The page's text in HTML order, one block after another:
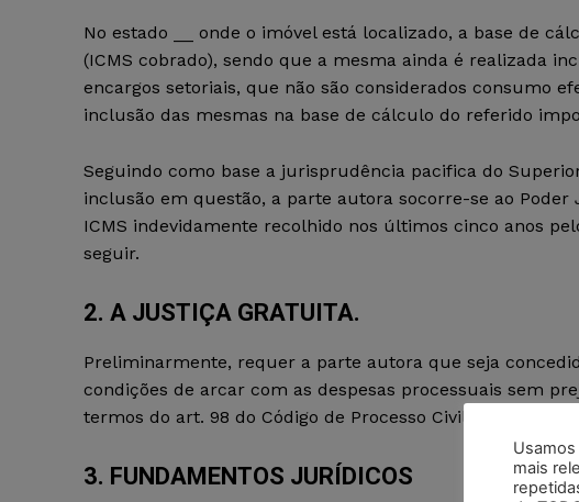
No estado __ onde o imóvel está localizado, a base de
(ICMS cobrado), sendo que a mesma ainda é realizada
encargos setoriais, que não são considerados consumo
inclusão das mesmas na base de cálculo do referido
Seguindo como base a jurisprudência pacifica do
inclusão em questão, a parte autora socorre-se ao
ICMS indevidamente recolhido nos últimos cinco anos
seguir.
2. A JUSTIÇA GRATUITA.
Preliminarmente, requer a parte autora que seja
condições de arcar com as despesas processuais sem
termos do art. 98 do Código de Processo Civil – CPC.
3. FUNDAMENTOS JURÍDICOS
mais